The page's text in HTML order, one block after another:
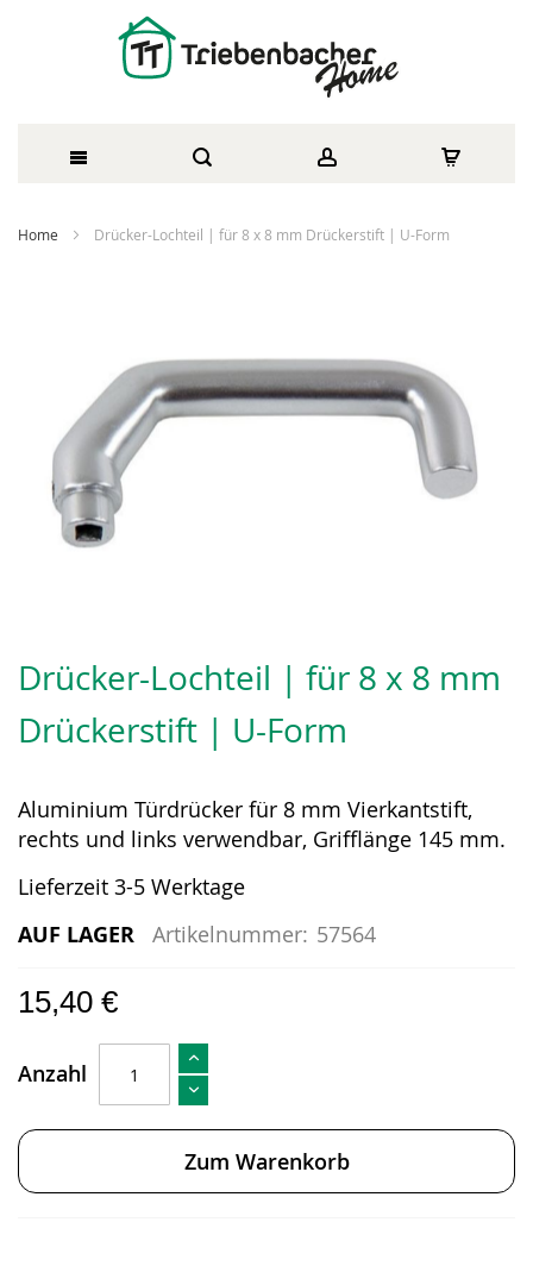
Home Drücker-Lochteil | für 8 x 8 mm Drückerstift | U-Form
Bildergalerie
springen
der
Bildergalerie
springen
Drücker-Lochteil | für 8 x 8 mm
Drückerstift | U-Form
Aluminium Türdrücker für 8 mm Vierkantstift,
rechts und links verwendbar, Grifflänge 145 mm.
Lieferzeit 3-5 Werktage
AUF LAGER Artikelnummer: 57564
15,40 €
Anzahl
Zum Warenkorb